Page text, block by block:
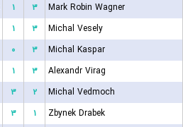
۱ ۳
Mark Robin Wagner
۱ ۳
Michal Vesely
۰ ۳
Michal Kaspar
۱ ۳
Alexandr Virag
۳ ۲
Michal Vedmoch
۳ ۱
Zbynek Drabek